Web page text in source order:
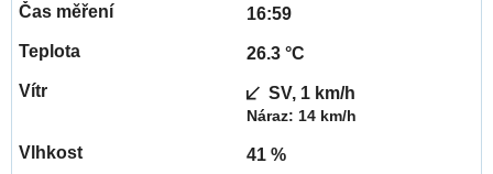
16:59
26.3 °C
SV, 1 km/h
Náraz: 14 km/h
41 %